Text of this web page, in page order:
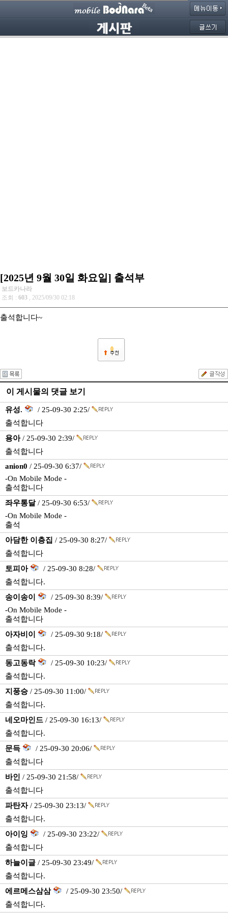
[2025년 9월 30일 화요일] 출석부
보드카나라
조회 : 603 , 2025/09/30 02:18
출석합니다~
0
이 게시물의 댓글 보기
유성.
/ 25-09-30 2:25/
출석합니다
용아/ 25-09-30 2:39/
출석합니다
anion0 / 25-09-30 6:37/
-On Mobile Mode -
출석합니다
좌우통달/ 25-09-30 6:53/
-On Mobile Mode -
출석
아담한 이층집 / 25-09-30 8:27/
출석합니다
토피아
/ 25-09-30 8:28/
출석합니다.
송이송이
/ 25-09-30 8:39/
-On Mobile Mode -
출석합니다
아자비이
/ 25-09-30 9:18/
출석합니다.
동고동락
/ 25-09-30 10:23/
출석합니다.
지풍승 / 25-09-30 11:00/
출석합니다.
네오마인드 / 25-09-30 16:13/
출석합니다.
문득
/ 25-09-30 20:06/
출석합니다
바인 / 25-09-30 21:58/
출석합니다
파탄자/ 25-09-30 23:13/
출석합니다.
아이잉
/ 25-09-30 23:22/
출석합니다
하늘이글 / 25-09-30 23:49/
출석합니다.
에르메스삼삼
/ 25-09-30 23:50/
출석합니다.